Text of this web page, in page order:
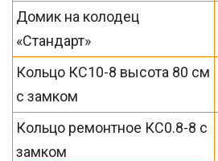
Домик на колодец
«Стандарт»
Кольцо КС10-8 высота 80 см
с замком
Кольцо ремонтное КС0.8-8 с
замком